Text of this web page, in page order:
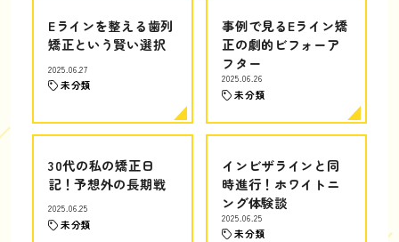
Eラインを整える歯列
矯正という賢い選択
2025.06.27
未分類
事例で見るEライン矯
正の劇的ビフォーア
フター
2025.06.26
未分類
30代の私の矯正日
記！予想外の長期戦
2025.06.25
未分類
インビザラインと同
時進行！ホワイトニ
ング体験談
2025.06.25
未分類